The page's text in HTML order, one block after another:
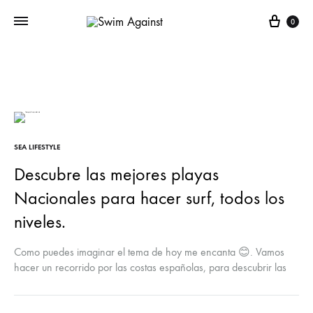
Cart
0
SEA LIFESTYLE
Descubre las mejores playas
Nacionales para hacer surf, todos los
niveles.
Como puedes imaginar el tema de hoy me encanta 😊. Vamos
hacer un recorrido por las costas españolas, para descubrir las
surferxs más avanzadxs. Mi amiga Belén Rico, que ama el surf y